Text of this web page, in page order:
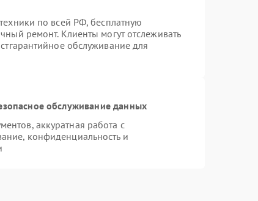
по всей РФ, бесплатную
ремонт. Клиенты могут отслеживать
обслуживание для
обслуживание данных
аккуратная работа с
конфиденциальность и